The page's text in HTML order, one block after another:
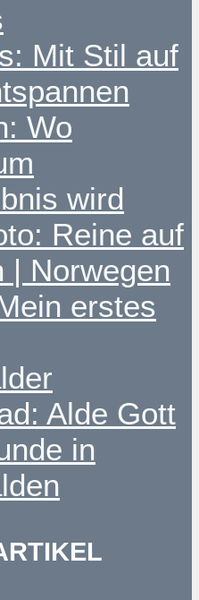
Mit Stil auf
Wo
wird
Reine auf
| Norwegen
erstes
Alde Gott
in